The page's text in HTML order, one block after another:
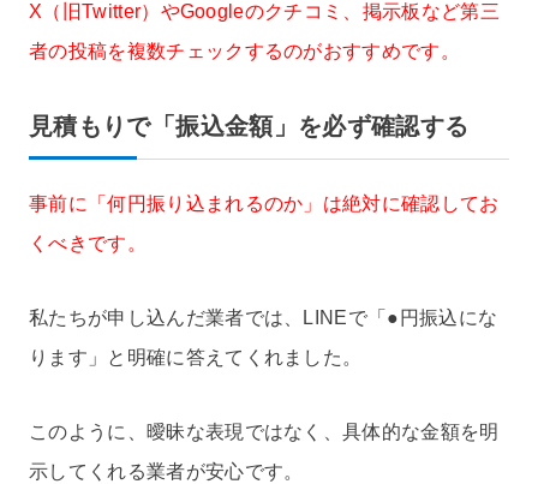
X（旧Twitter）やGoogleのクチコミ、掲示板など第三
者の投稿を複数チェックするのがおすすめです。
見積もりで「振込金額」を必ず確認する
事前に「何円振り込まれるのか」は絶対に確認してお
くべきです。
私たちが申し込んだ業者では、LINEで「●円振込にな
ります」と明確に答えてくれました。
このように、曖昧な表現ではなく、具体的な金額を明
示してくれる業者が安心です。